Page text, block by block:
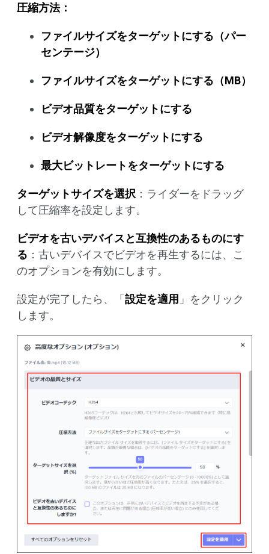
圧縮方法：
ファイルサイズをターゲットにする（パー
センテージ）
ファイルサイズをターゲットにする（MB）
ビデオ品質をターゲットにする
ビデオ解像度をターゲットにする
最大ビットレートをターゲットにする
ターゲットサイズを選択 ：ライダーをドラッグ
して圧縮率を設定します。
ビデオを古いデバイスと互換性のあるものにす
る ：古いデバイスでビデオを再生するには、こ
のオプションを有効にします。
設定が完了したら、「設定を適用 」をクリック
します。